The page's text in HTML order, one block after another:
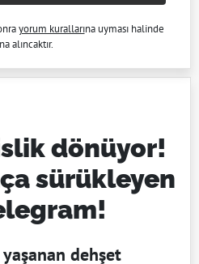
yorum kurallarına uyması halinde
alıncaktır.
dönüyor!
sürükleyen
dehşet